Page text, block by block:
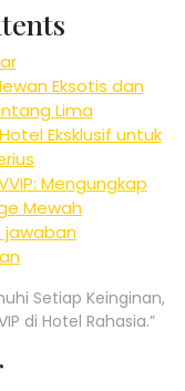
Eksotis dan
Lima
Eksklusif untuk
Mengungkap
Mewah
jawaban
Setiap Keinginan,
di Hotel Rahasia.”